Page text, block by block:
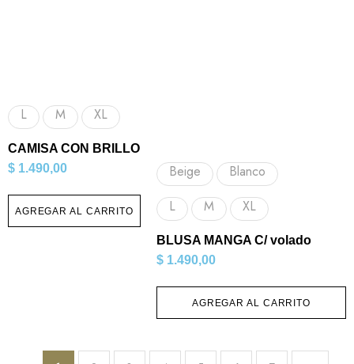
L M XL
CAMISA CON BRILLO
$ 1.490,00
AGREGAR AL CARRITO
Beige
Blanco
L
M XL
BLUSA MANGA C/ volado
$ 1.490,00
AGREGAR AL CARRITO